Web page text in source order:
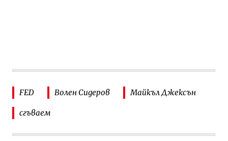
FED Волен Сидеров Майкъл Джексън
сгъваем